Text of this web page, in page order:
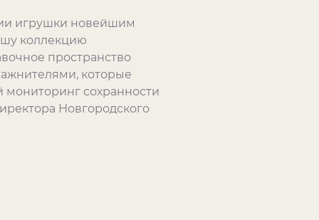
игрушки новейшим
коллекцию
пространство
которые
сохранности
Новгородского